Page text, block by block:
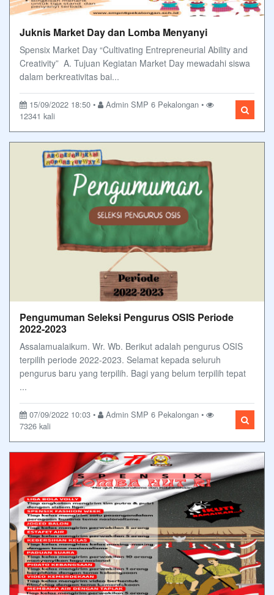
Juknis Market Day dan Lomba Menyanyi
Spensix Market Day “Cultivating Entrepreneurial Ability and
Creativity” A. Tujuan Kegiatan Market Day mewadahi siswa
dalam berkreativitas bai...
15/09/2022 18:50 •
Admin SMP 6 Pekalongan •
12341 kali
Pengumuman Seleksi Pengurus OSIS Periode
2022-2023
Assalamualaikum. Wr. Wb. Berikut adalah pengurus OSIS
terpilih periode 2022-2023. Selamat kepada seluruh
pengurus baru yang terpilih. Bagi yang belum terpilih tepat
...
07/09/2022 10:03 •
Admin SMP 6 Pekalongan •
7326 kali